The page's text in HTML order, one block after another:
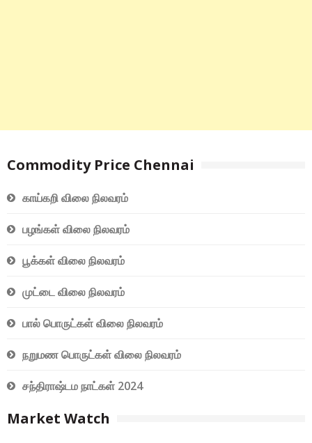
Commodity Price Chennai
காய்கறி விலை நிலவரம்
பழங்கள் விலை நிலவரம்
பூக்கள் விலை நிலவரம்
முட்டை விலை நிலவரம்
பால் பொருட்கள் விலை நிலவரம்
நறுமண பொருட்கள் விலை நிலவரம்
சந்திராஷ்டம நாட்கள் 2024
Market Watch